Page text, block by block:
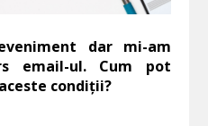
dar mi-am
email-ul. Cum pot
condiții?